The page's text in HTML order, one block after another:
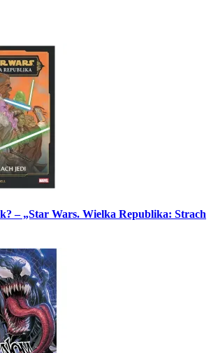
– „Star Wars. Wielka Republika: Strach